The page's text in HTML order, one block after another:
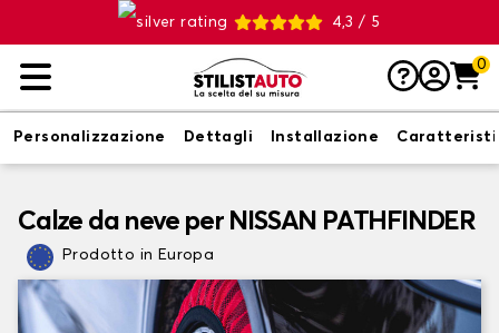
4,3 / 5
0
Personalizzazione Dettagli Installazione
Calze da neve per NISSAN PATHFINDER
Prodotto in Europa